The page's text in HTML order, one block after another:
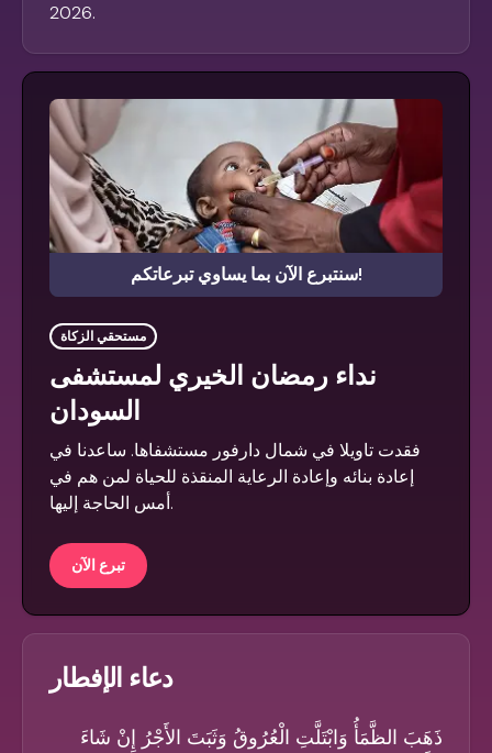
2026.
سنتبرع الآن بما يساوي تبرعاتكم!
مستحقي الزكاة
نداء رمضان الخيري لمستشفى
السودان
فقدت تاويلا في شمال دارفور مستشفاها. ساعدنا في
إعادة بنائه وإعادة الرعاية المنقذة للحياة لمن هم في
أمس الحاجة إليها.
تبرع الآن
دعاء الإفطار
ذَهَبَ الظَّمَأُ وَابْتَلَّتِ الْعُرُوقُ وَثَبَتَ الأَجْرُ إِنْ شَاءَ